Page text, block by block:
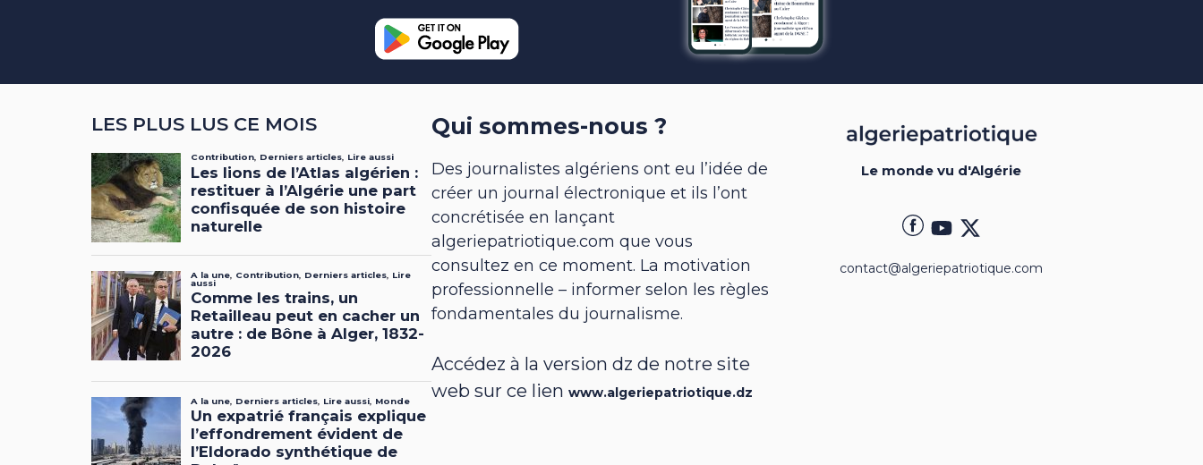
LES PLUS LUS CE MOIS Qui sommes-nous ?
Des journalistes algériens ont eu l’idée de
créer un journal électronique et ils l’ont
concrétisée en lançant
algeriepatriotique.com que vous
consultez en ce moment. La motivation
professionnelle – informer selon les règles
fondamentales du journalisme.
Accédez à la version dz de notre site
web sur ce lienwww.algeriepatriotique.dz
Le monde vu d'Algérie
contact@algeriepatriotique.com